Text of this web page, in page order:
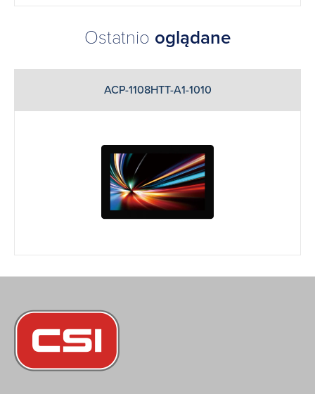
Ostatnio oglądane
ACP-1108HTT-A1-1010